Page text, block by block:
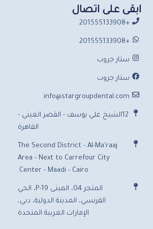
ابقى على اتصال
+201555133908
+201555133908
ستار جروب
ستار جروب
info@stargroupdental.com
12الشيخ علي يوسف - القصر العيني -
القاهرة
The Second District - Al-Ma'raaj
Area - Next to Carrefour City
Center - Maadi - Cairo.
المتجر 04، المبنى P-19، الحي
الفرنسي، المدينة الدولية، دبي،
الإمارات العربية المتحدة